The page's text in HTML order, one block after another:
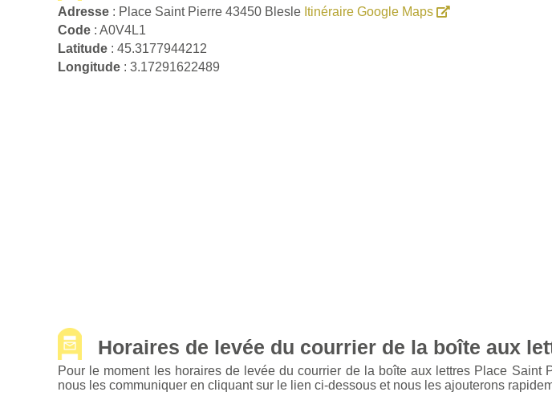
Adresse : Place Saint Pierre 43450 Blesle Itinéraire Google Maps
Code : A0V4L1
Latitude : 45.3177944212
Longitude : 3.17291622489
Horaires de levée du courrier de la boîte aux
Pour le moment les horaires de levée du courrier de la boîte aux lettres Place
nous les communiquer en cliquant sur le lien ci-dessous et nous les ajouterons